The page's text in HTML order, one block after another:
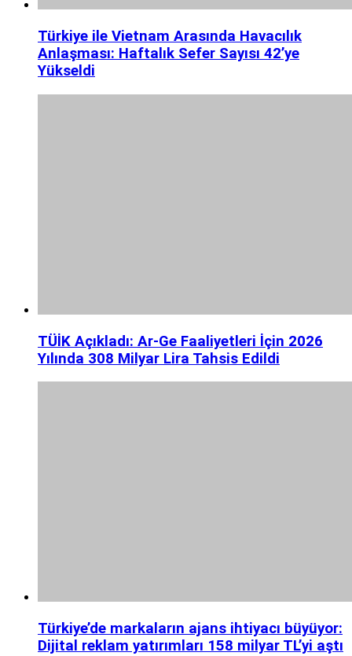
Türkiye ile Vietnam Arasında Havacılık
Anlaşması: Haftalık Sefer Sayısı 42’ye
Yükseldi
TÜİK Açıkladı: Ar-Ge Faaliyetleri İçin 2026
Yılında 308 Milyar Lira Tahsis Edildi
Türkiye’de markaların ajans ihtiyacı büyüyor:
Dijital reklam yatırımları 158 milyar TL’yi aştı